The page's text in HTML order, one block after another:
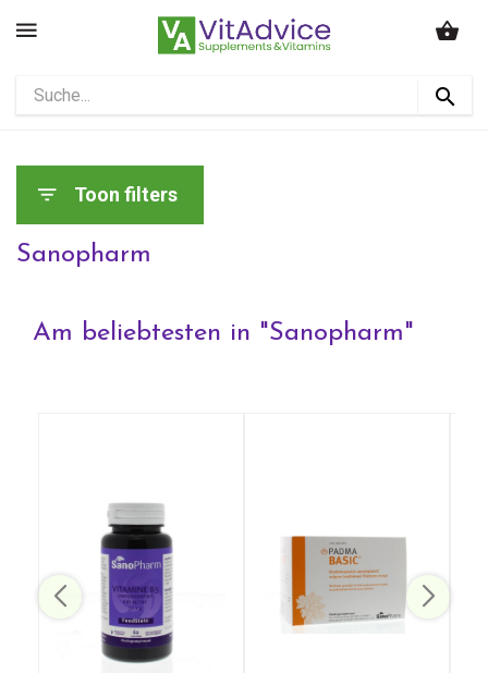
Toon filters
Sanopharm
Am beliebtesten in "Sanopharm"